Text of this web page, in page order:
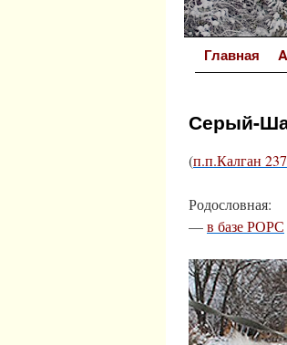
Главная A
Серый-
(п.п.Калган
Родословная:
—в базе РОРС